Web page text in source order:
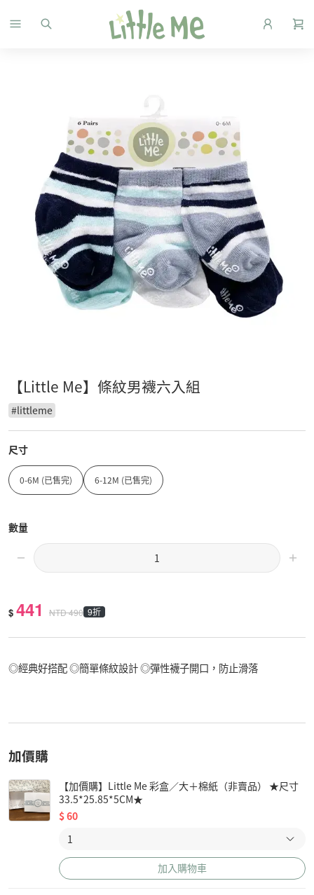
【Little Me】條紋男襪六入組
#littleme
尺寸
0-6M (已售完) 6-12M (已售完)
數量
$ 441 NTD490 9折
◎經典好搭配 ◎簡單條紋設計 ◎彈性襪子開口，防止滑落
加價購
【加價購】Little Me 彩盒／大＋棉紙（非賣品） ★尺寸
33.5*25.85*5CM★
$60
加入購物車